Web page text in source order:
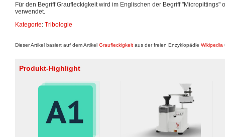
Für den Begriff Graufleckigkeit wird im Englischen der Begriff "Micropittings"
verwendet.
Kategorie: Tribologie
Dieser Artikel basiert auf dem Artikel Graufleckigkeit aus der freien Enzyklopädie Wikipedia
Produkt-Highlight